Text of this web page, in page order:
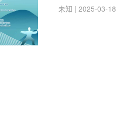
未知 | 2025-03-18